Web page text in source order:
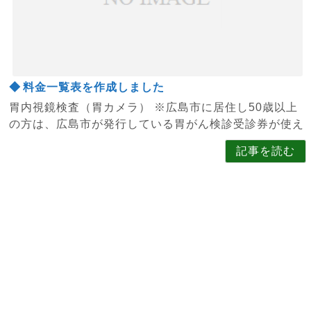
料金一覧表を作成しました
胃内視鏡検査（胃カメラ） ※広島市に居住し50歳以上
の方は、広島市が発行している胃がん検診受診券が使え
記事を読む